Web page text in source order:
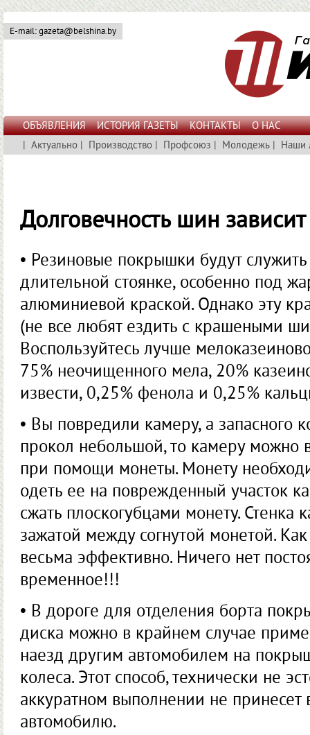
E-mail: gazeta@belshina.by
ОБЪЯВЛЕНИЯ ИСТОРИЯ ГАЗЕТЫ КОНТАКТЫ
О НАС
| Актуально | Производство | Профсоюз | Молодежь | Наши
Долговечность шин
• Резиновые покрышки будут
длительной стоянке, особенно под
алюминиевой краской. Однако эту
(не все любят ездить с крашеными
Воспользуйтесь лучше
75% неочищенного мела, 20%
извести, 0,25% фенола и 0,25%
• Вы повредили камеру, а запасного
прокол небольшой, то камеру можно
при помощи монеты. Монету
одеть ее на поврежденный участок
сжать плоскогубцами монету. Стенка
зажатой между согнутой монетой.
весьма эффективно. Ничего нет
временное!!!
• В дороге для отделения борта
диска можно в крайнем случае
наезд другим автомобилем на
колеса. Этот способ, технически не
аккуратном выполнении не принесет
автомобилю.